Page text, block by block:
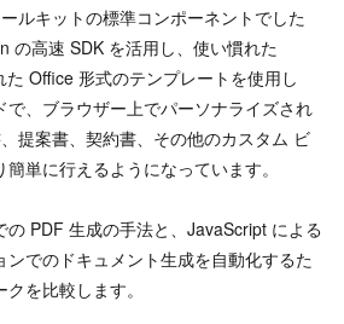
ルキットの標準コンポーネントでした
の高速 SDK を活用し、使い慣れた
Office 形式のテンプレートを使用し
で、ブラウザー上でパーソナライズされ
提案書、契約書、その他のカスタム ビ
単に行えるようになっています。
の PDF 生成の手法と、JavaScript による
ンでのドキュメント生成を自動化するた
を比較します。